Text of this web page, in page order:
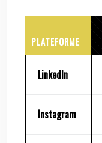
PLATEFORME
LinkedIn
Instagram